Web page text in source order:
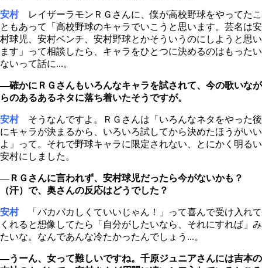
安村レイザーラモンＲＧさんに、僕が高校野球をやってたこ
ともあって「高校野球のキャラでいこうと思います。芸名は安
村球児、安村ベンチ、安村野球とかそういうのにしようと思い
ます」って相談したら、キャラをひとつに決めるのはもったい
ないって話に...。
―確かにＲＧさんもいろんなキャラを試されて、今の歌いなが
らのあるあるネタに落ち着いたそうですが。
安村そうなんですよ。ＲＧさんは「いろんなネタをやった後
にキャラが決まるから、いろいろ試してから決めたほうがいい
よ」って。それで野球キャラに限定されない、とにかく明るい
安村にしました。
―ＲＧさんに言われず、安村球児だったら今がないかも？
（汗）で、奥さんの反応はどうでした？
安村「バカバカしくていいじゃん！」って喜んで受け入れて
くれると想像してたら「自分がしたいなら、それにすれば」み
たいな。なんであんな冷たかったんでしょう...。
―うーん、女って難しいですね。千原ジュニアさんには吉本の